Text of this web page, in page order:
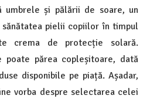
umbrele și pălării de soare, un
pielii copiilor în timpul
crema de protecție solară.
părea copleșitoare, dată
disponibile pe piață. Așadar,
vorba despre selectarea celei